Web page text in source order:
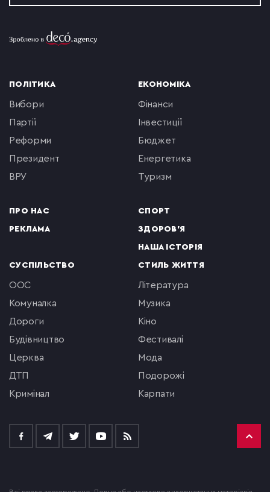
ПОЛІТИКА
вибори
партії
реформи
президент
ВРУ
ПРО НАС
РЕКЛАМА
ЕКОНОМІКА
фінанси
інвестиції
бюджет
енергетика
туризм
СПОРТ
ЗДОРОВ'Я
НАША ІСТОРІЯ
СУСПІЛЬСТВО
ООС
комуналка
Дороги
будівництво
церква
ДТП
кримінал
СТИЛЬ ЖИТТЯ
література
музика
кіно
фестивалі
мода
подорожі
Карпати